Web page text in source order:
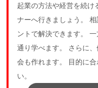
起業の方法や経営を続け
ナーへ行きましょう。
ントで解決できます。
通り学べます。 さらに
会も作れます。 目的に
い。